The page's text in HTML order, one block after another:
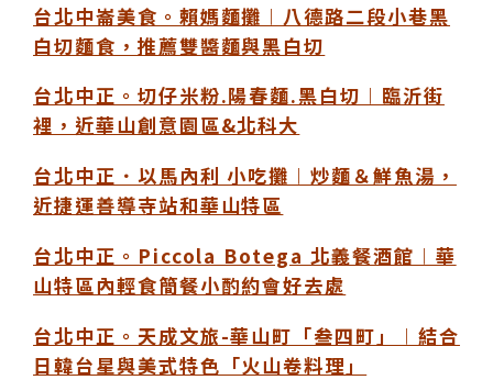
台北中崙美食。賴媽麵攤︱八德路二段小巷黑
白切麵食，推薦雙醬麵與黑白切
台北中正。切仔米粉.陽春麵.黑白切︱臨沂街
裡，近華山創意園區&北科大
台北中正．以馬內利 小吃攤︱炒麵＆鮮魚湯，
近捷運善導寺站和華山特區
台北中正。Piccola Botega 北義餐酒館︱華
山特區內輕食簡餐小酌約會好去處
台北中正。天成文旅-華山町「叁四町」︱結合
日韓台星與美式特色「火山卷料理」